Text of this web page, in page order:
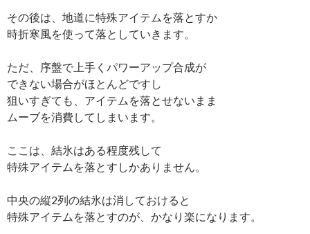
その後は、地道に特殊アイテムを落とすか
時折寒風を使って落としていきます。
ただ、序盤で上手くパワーアップ合成が
できない場合がほとんどですし
狙いすぎても、アイテムを落とせないまま
ムーブを消費してしまいます。
ここは、結氷はある程度残して
特殊アイテムを落とすしかありません。
中央の縦2列の結氷は消しておけると
特殊アイテムを落とすのが、かなり楽になります。